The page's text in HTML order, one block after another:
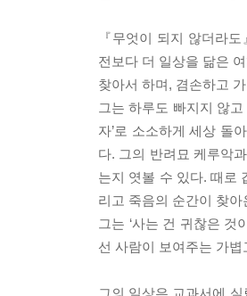
『무엇이 되지 않더라
전보다 더 일상을 닮은
찾아서 하며, 겸손하고
그는 하루도 빠지지 않
자’로 소소하게 세상 돌
다. 그의 반려묘 케루악
는지 엿볼 수 있다. 때로
리고 죽음의 순간이 찾
그는 ‘사는 건 귀찮은
선 사람이 보여주는 가
그의 일상은 교과서에